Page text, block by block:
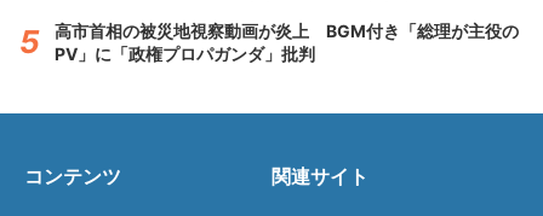
高市首相の被災地視察動画が炎上 BGM付き「総理が主役の
PV」に「政権プロパガンダ」批判
コンテンツ 関連サイト